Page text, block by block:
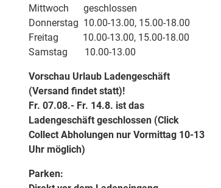
Mittwoch geschlossen
Donnerstag 10.00-13.00, 15.00-18.00
Freitag 10.00-13.00, 15.00-18.00
Samstag 10.00-13.00
Vorschau Urlaub Ladengeschäft
(Versand findet statt)!
Fr. 07.08.- Fr. 14.8. ist das
Ladengeschäft geschlossen (Click
Collect Abholungen nur Vormittag 10-13
Uhr möglich)
Parken: